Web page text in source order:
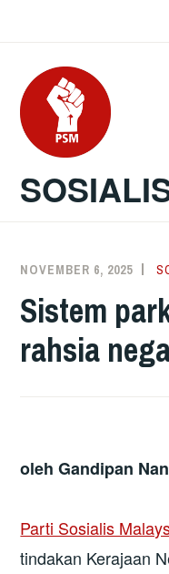
content
NOVEMBER 6, 2025
Sistem
rahsia
olehGandipan
Parti Sosialis
tindakan Kerajaan